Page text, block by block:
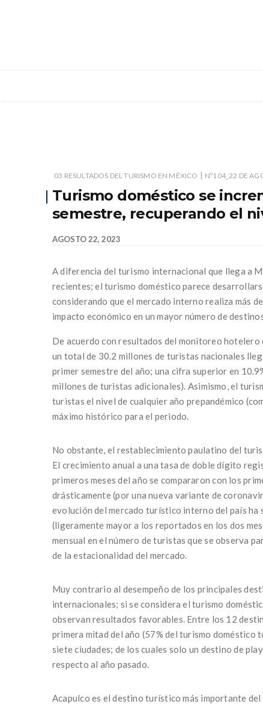
03 RESULTADOS DEL TURISMO EN MÉXICO | Nº104_22 DE
Turismo doméstico se
semestre, recuperando el
AGOSTO 22, 2023
A diferencia del turismo internacional que llega a
recientes; el turismo doméstico parece
considerando que el mercado interno realiza más
impacto económico en un mayor número de
De acuerdo con resultados del monitoreo hotelero
un total de 30.2 millones de turistas nacionales
primer semestre del año; una cifra superior en
millones de turistas adicionales). Asimismo, el
turistas el nivel de cualquier año prepandémico
máximo histórico para el periodo.
No obstante, el restablecimiento paulatino del
El crecimiento anual a una tasa de doble dígito
primeros meses del año se compararon con los
drásticamente (por una nueva variante de
evolución del mercado turístico interno del país ha
(ligeramente mayor a los reportados en los dos
mensual en el número de turistas que se observa
de la estacionalidad del mercado.
Muy contrario al desempeño de los principales
internacionales; si se considera el turismo
observan resultados favorables. Entre los 12
primera mitad del año (57% del turismo doméstico
siete ciudades; de los cuales solo un destino de
respecto al año pasado.
Acapulco es el destino turístico más importante